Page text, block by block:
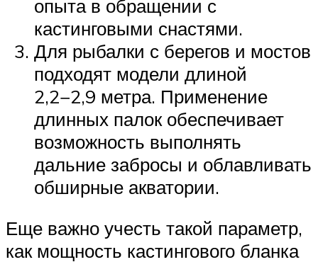
опыта в обращении с
кастинговыми снастями.
Для рыбалки с берегов и мостов
подходят модели длиной
2,2−2,9 метра. Применение
длинных палок обеспечивает
возможность выполнять
дальние забросы и облавливать
обширные акватории.
Еще важно учесть такой параметр,
как мощность кастингового бланка